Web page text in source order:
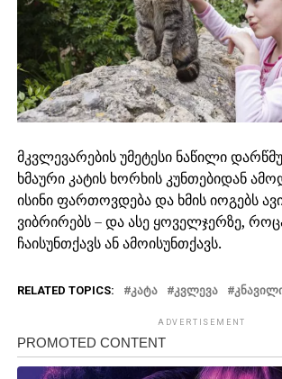
მკვლევარების უმეტესი ნაწილი
ხმაური კატის ხორხის კუნთებიდან
ისინი ფართოვდება და ხმის იოგებს
ვიბრირებს – და ასე ყოველჯერზე,
ჩაისუნთქავს ან ამოისუნთქავს.
RELATED TOPICS: ᲙᲐᲢᲐ ᲙᲕᲚᲔᲕᲐ
ADVERTISEMENT